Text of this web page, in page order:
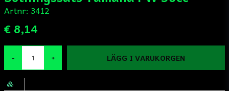
Artnr: 3412
€ 8,14
- + LÄGG I VARUKORGEN